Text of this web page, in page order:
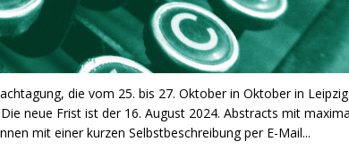
die vom 25. bis 27. Oktober in Oktober in Leipzig
neue Frist ist der 16. August 2024. Abstracts mit
mit einer kurzen Selbstbeschreibung per E-Mail...